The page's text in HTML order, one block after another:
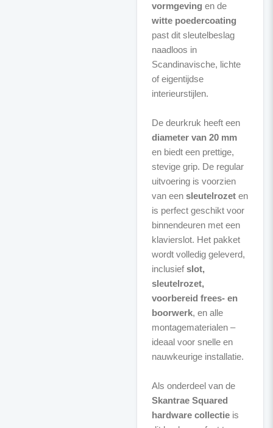
vormgeving en de
witte poedercoating
past dit sleutelbeslag
naadloos in
Scandinavische, lichte
of eigentijdse
interieurstijlen.
De deurkruk heeft een
diameter van 20 mm
en biedt een prettige,
stevige grip. De regular
uitvoering is voorzien
van een sleutelrozeten
is perfect geschikt voor
binnendeuren met een
klavierslot. Het pakket
wordt volledig geleverd,
inclusiefslot,
sleutelrozet,
voorbereid frees- en
boorwerk, en alle
montagematerialen –
ideaal voor snelle en
nauwkeurige installatie.
Als onderdeel van de
Skantrae Squared
hardware collectieis